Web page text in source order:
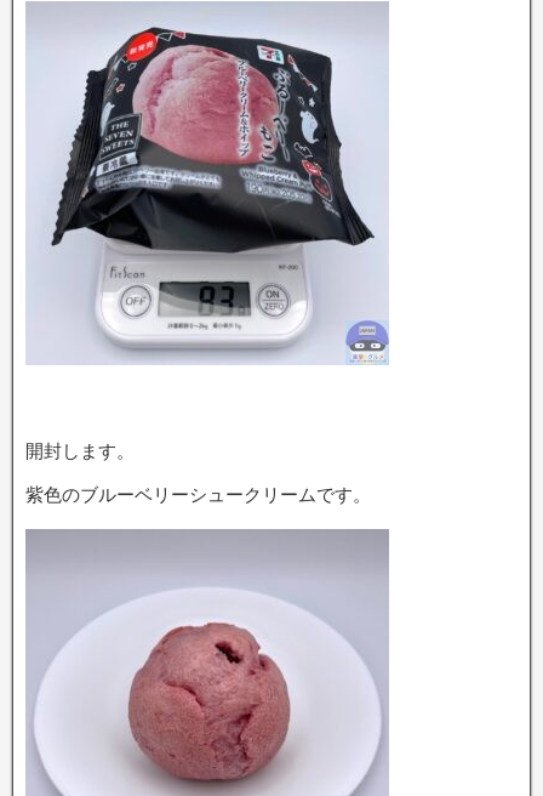
開封します。
紫色のブルーベリーシュークリームです。